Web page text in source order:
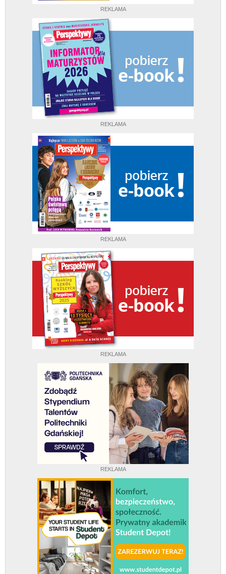
REKLAMA
REKLAMA
REKLAMA
REKLAMA
REKLAMA